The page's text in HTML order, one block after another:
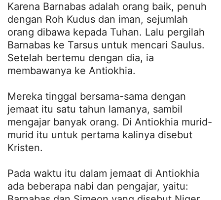
Karena Barnabas adalah orang baik, penuh
dengan Roh Kudus dan iman, sejumlah
orang dibawa kepada Tuhan. Lalu pergilah
Barnabas ke Tarsus untuk mencari Saulus.
Setelah bertemu dengan dia, ia
membawanya ke Antiokhia.
Mereka tinggal bersama-sama dengan
jemaat itu satu tahun lamanya, sambil
mengajar banyak orang. Di Antiokhia murid-
murid itu untuk pertama kalinya disebut
Kristen.
Pada waktu itu dalam jemaat di Antiokhia
ada beberapa nabi dan pengajar, yaitu: